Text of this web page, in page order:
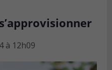
à 12h09